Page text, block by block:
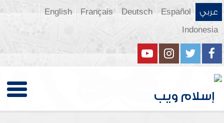
عربي Español
Deutsch
Français
English
Indonesia